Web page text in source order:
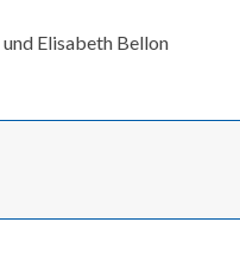
Elisabeth Bellon